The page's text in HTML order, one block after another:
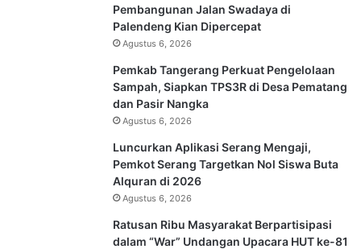
Pembangunan Jalan Swadaya di
Palendeng Kian Dipercepat
Agustus 6, 2026
Pemkab Tangerang Perkuat Pengelolaan
Sampah, Siapkan TPS3R di Desa Pematang
dan Pasir Nangka
Agustus 6, 2026
Luncurkan Aplikasi Serang Mengaji,
Pemkot Serang Targetkan Nol Siswa Buta
Alquran di 2026
Agustus 6, 2026
Ratusan Ribu Masyarakat Berpartisipasi
dalam “War” Undangan Upacara HUT ke-81